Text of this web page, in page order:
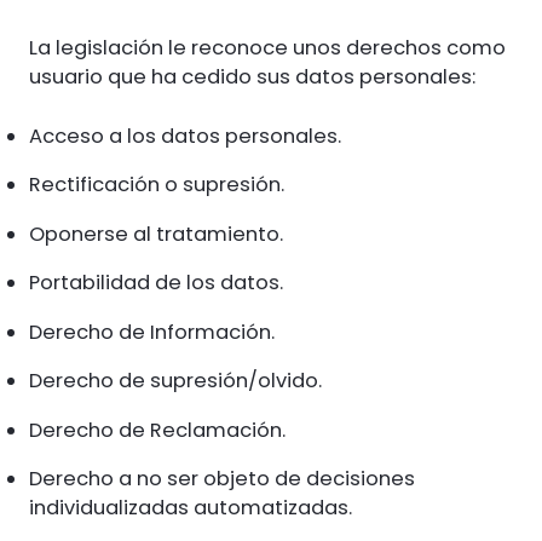
La legislación le reconoce unos derechos como
usuario que ha cedido sus datos personales:
Acceso a los datos personales.
Rectificación o supresión.
Oponerse al tratamiento.
Portabilidad de los datos.
Derecho de Información.
Derecho de supresión/olvido.
Derecho de Reclamación.
Derecho a no ser objeto de decisiones
individualizadas automatizadas.